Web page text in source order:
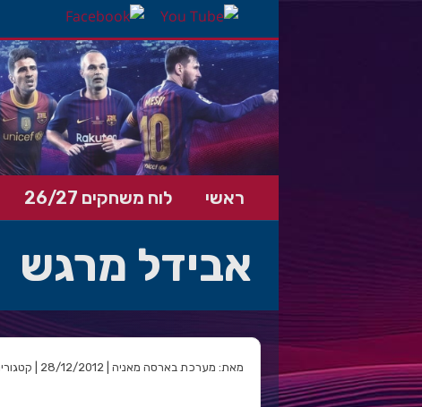
ראשי לוח משחקים 26/27
אבידל מרגש
מאת: מערכת בארסה מאניה | 28/12/2012 | קטגוריה: